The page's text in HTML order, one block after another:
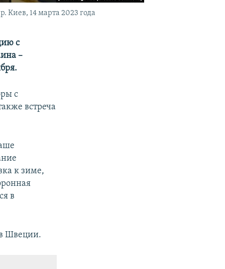
14 марта 2023 года
с
–
с
встреча
к зиме,
в
Швеции.